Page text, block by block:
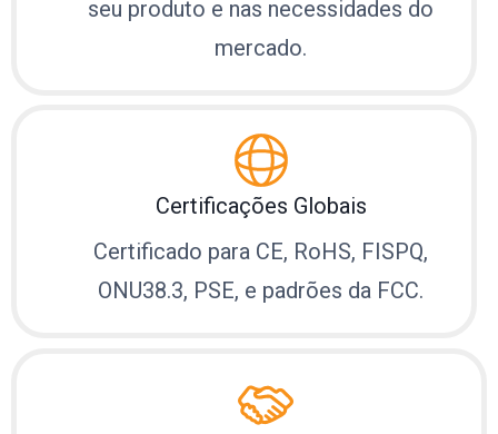
seu produto e nas necessidades do
mercado.
Certificações Globais
Certificado para CE, RoHS, FISPQ,
ONU38.3, PSE, e padrões da FCC.